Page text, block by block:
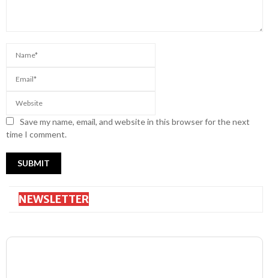
Save my name, email, and website in this browser for the next
time I comment.
NEWSLETTER